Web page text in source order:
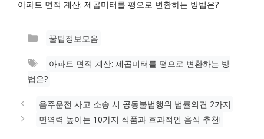
아파트 면적 계산: 제곱미터를 평으로 변환하는 방법은?
카
고
리
꿀팁정보모음
태
그
아파트 면적 계산: 제곱미터를 평으로 변환하는 방
법은?
음주운전 사고 소송 시 공동불법행위 법률의견 2가지
면역력 높이는 10가지 식품과 효과적인 음식 추천!